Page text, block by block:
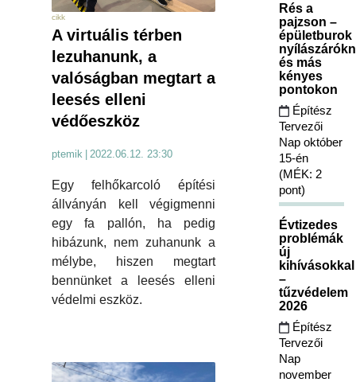
cikk
A virtuális térben
lezuhanunk, a
valóságban megtart a
leesés elleni
védőeszköz
ptemik 2022.06.12. 23:30
Egy felhőkarcoló építési
állványán kell végigmenni
egy fa pallón, ha pedig
hibázunk, nem zuhanunk a
mélybe, hiszen megtart
bennünket a leesés elleni
védelmi eszköz.
Rés a
pajzson –
épületburok
és más
kényes
pontokon
Építész
Tervezői
Nap október
15-én
(MÉK: 2
pont)
Évtizedes
problémák
új
kihívásokkal
–
tűzvédelem
2026
Építész
Tervezői
Nap
november